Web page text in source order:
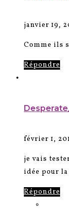
janvier 19,
Comme ils
Répondre
février 1,
je vais
idée pour
Répondre